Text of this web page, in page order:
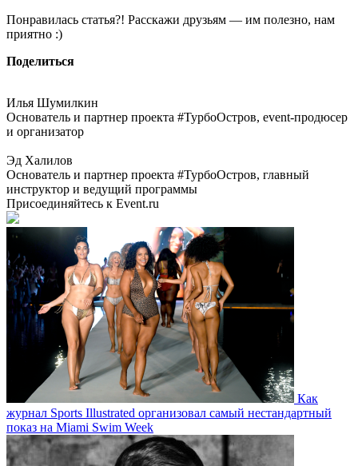
Понравилась статья?! Расскажи друзьям — им полезно, нам
приятно :)
Поделиться
Илья Шумилкин
Основатель и партнер проекта #ТурбоОстров, event-продюсер
и организатор
Эд Халилов
Основатель и партнер проекта #ТурбоОстров, главный
инструктор и ведущий программы
Присоединяйтесь к Event.ru
Как
журнал Sports Illustrated организовал самый нестандартный
показ на Miami Swim Week